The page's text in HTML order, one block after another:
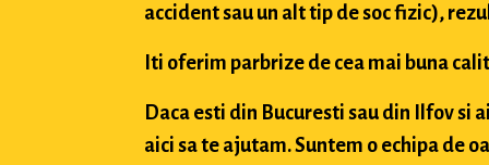
accident sau un alt tip de soc fizic),
Iti oferim parbrize de cea mai buna
Daca esti din Bucuresti sau din Ilfov si
aici sa te ajutam. Suntem o echipa de